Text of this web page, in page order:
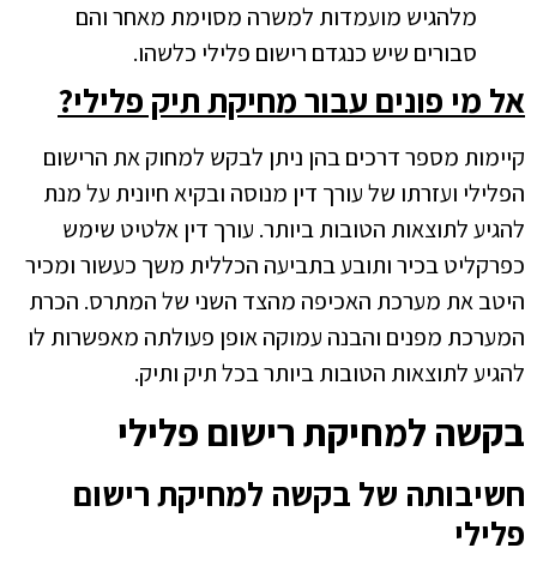
מלהגיש מועמדות למשרה מסוימת מאחר והם
סבורים שיש כנגדם רישום פלילי כלשהו.
אל מי פונים עבור מחיקת תיק פלילי?
קיימות מספר דרכים בהן ניתן לבקש למחוק את הרישום
הפלילי ועזרתו של עורך דין מנוסה ובקיא חיונית על מנת
להגיע לתוצאות הטובות ביותר. עורך דין אלטיט שימש
כפרקליט בכיר ותובע בתביעה הכללית משך כעשור ומכיר
היטב את מערכת האכיפה מהצד השני של המתרס. הכרת
המערכת מפנים והבנה עמוקה אופן פעולתה מאפשרות לו
להגיע לתוצאות הטובות ביותר בכל תיק ותיק.
בקשה למחיקת רישום פלילי
חשיבותה של בקשה למחיקת רישום
פלילי